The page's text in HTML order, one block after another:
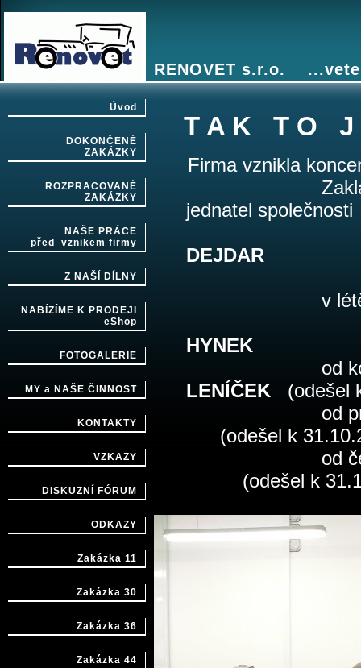
RENOVET s.r.o.
Úvod
DOKONČENÉ
ZAKÁZKY
ROZPRACOVANÉ
ZAKÁZKY
NAŠE PRÁCE
před_vznikem firmy
Z NAŠÍ DÍLNY
NABÍZÍME K PRODEJI
eShop
FOTOGALERIE
MY a NAŠE ČINNOST
KONTAKTY
VZKAZY
DISKUZNÍ FÓRUM
ODKAZY
Zakázka 11
Zakázka 30
Zakázka 36
Zakázka 44
T A K T O
Firma vznikla
jednatel společnosti
DEJDAR
v létě r.
HYNEK
od
LENÍČEK (odešel
od
(odešel k
od
(odešel k